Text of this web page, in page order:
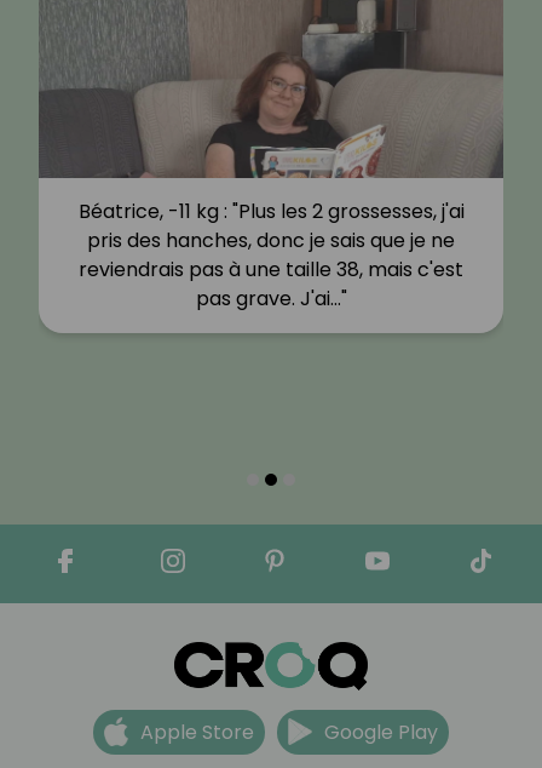
Béatrice, -11 kg : "Plus les 2 grossesses, j'ai
pris des hanches, donc je sais que je ne
reviendrais pas à une taille 38, mais c'est
pas grave. J'ai…"
Apple Store Google Play